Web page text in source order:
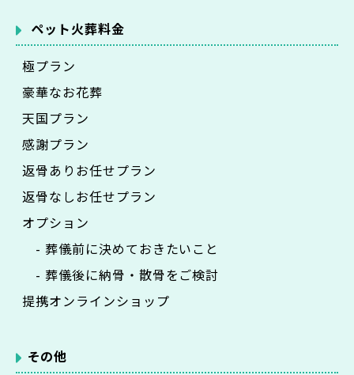
ペット火葬料金
極プラン
豪華なお花葬
天国プラン
感謝プラン
返骨ありお任せプラン
返骨なしお任せプラン
オプション
- 葬儀前に決めておきたいこと
- 葬儀後に納骨・散骨をご検討
提携オンラインショップ
その他